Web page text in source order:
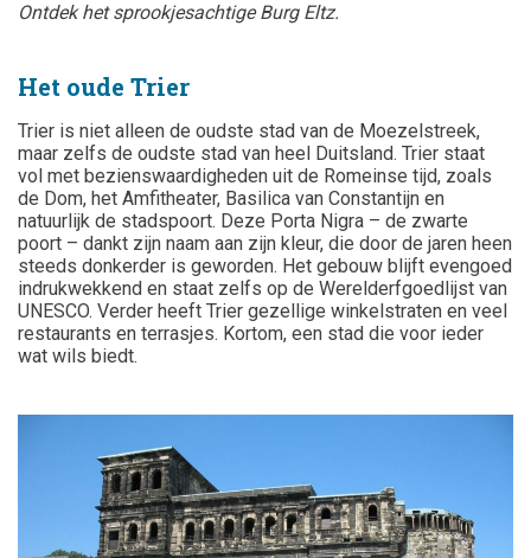
Ontdek het sprookjesachtige Burg Eltz.
Het oude Trier
Trier is niet alleen de oudste stad van de Moezelstreek,
maar zelfs de oudste stad van heel Duitsland. Trier staat
vol met bezienswaardigheden uit de Romeinse tijd, zoals
de Dom, het Amfitheater, Basilica van Constantijn en
natuurlijk de stadspoort. Deze Porta Nigra – de zwarte
poort – dankt zijn naam aan zijn kleur, die door de jaren heen
steeds donkerder is geworden. Het gebouw blijft evengoed
indrukwekkend en staat zelfs op de Werelderfgoedlijst van
UNESCO. Verder heeft Trier gezellige winkelstraten en veel
restaurants en terrasjes. Kortom, een stad die voor ieder
wat wils biedt.